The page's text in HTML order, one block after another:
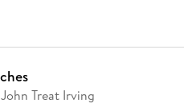
Treat Irving